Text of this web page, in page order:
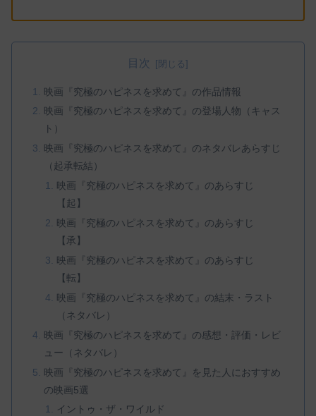
目次
映画『究極のハピネスを求めて』の作品情報
映画『究極のハピネスを求めて』の登場人物（キャス
ト）
映画『究極のハピネスを求めて』のネタバレあらすじ
（起承転結）
映画『究極のハピネスを求めて』のあらすじ
【起】
映画『究極のハピネスを求めて』のあらすじ
【承】
映画『究極のハピネスを求めて』のあらすじ
【転】
映画『究極のハピネスを求めて』の結末・ラスト
（ネタバレ）
映画『究極のハピネスを求めて』の感想・評価・レビ
ュー（ネタバレ）
映画『究極のハピネスを求めて』を見た人におすすめ
の映画5選
イントゥ・ザ・ワイルド